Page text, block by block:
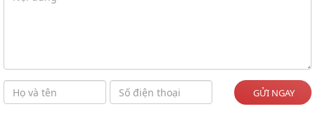
GỬI NGAY